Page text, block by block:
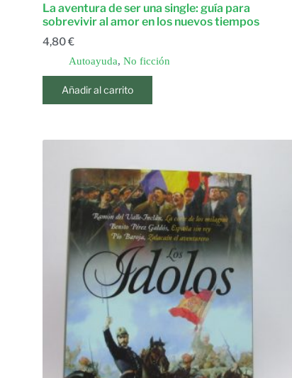
La aventura de ser una single: guía para
sobrevivir al amor en los nuevos tiempos
4,80€
Autoayuda, No ficción
Añadir al carrito